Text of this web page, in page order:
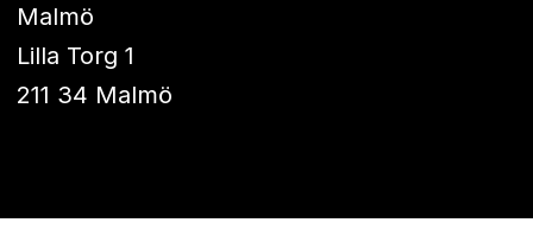
Malmö
Lilla Torg 1
211 34 Malmö